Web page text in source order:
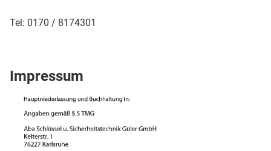
Tel: 0170 / 8174301
Impressum